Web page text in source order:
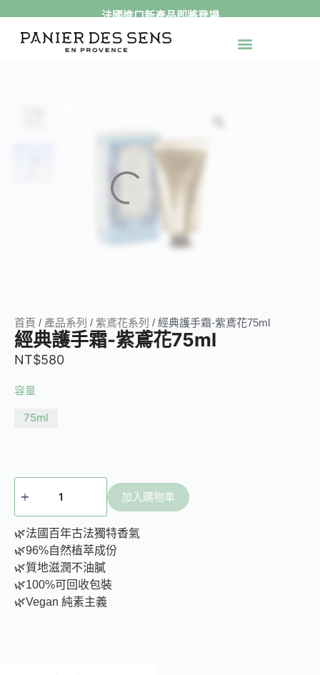
跳
至
法國進口新產品即將登場
首頁 / 產品系列 / 紫鳶花系列 / 經典護手霜-紫鳶花75ml
經典護手霜-紫鳶花75ml
NT$580
容量
75ml
加入購物車
🌿法國百年古法獨特香氣
🌿96%自然植萃成份
🌿質地滋潤不油膩
🌿100%可回收包裝
🌿Vegan 純素主義